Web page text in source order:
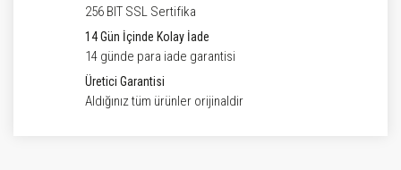
256 BIT SSL Sertifika
14 Gün İçinde Kolay İade
14 günde para iade garantisi
Üretici Garantisi
Aldığınız tüm ürünler orijinaldir